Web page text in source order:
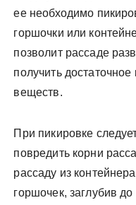
ее необходимо
горшочки или
позволит рассаде
получить
веществ.
При пикировке
повредить корни
рассаду из
горшочек, заглубив